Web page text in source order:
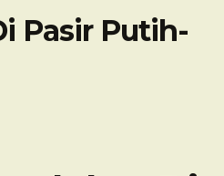
Pasir Putih-